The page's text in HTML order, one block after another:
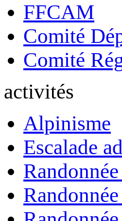
FFCAM
Comité
Comité
activités
Alpinisme
Escalade